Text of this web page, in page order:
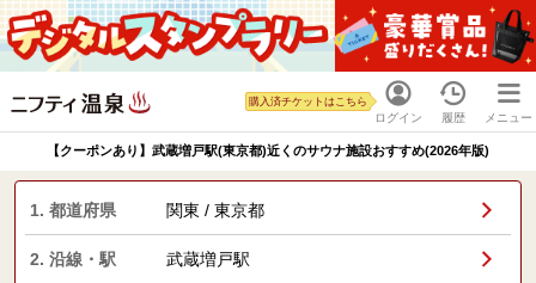
ログイン
購入済チケットはこちら
履歴 メニュー
【クーポンあり】武蔵増戸駅(東京都)近くのサウナ施設おすすめ(2026年版)
1. 都道府県 関東 / 東京都
2. 沿線・駅 武蔵増戸駅